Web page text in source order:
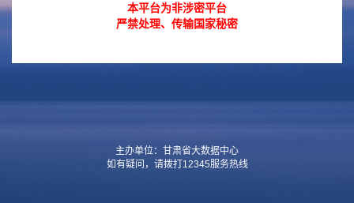
本平台为非涉密平台
严禁处理、传输国家秘密
主办单位：甘肃省大数据中心
如有疑问，请拨打12345服务热线